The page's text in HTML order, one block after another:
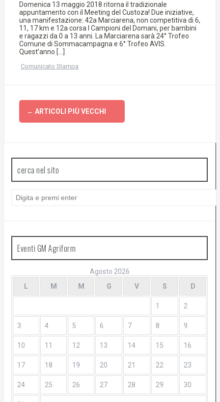
Domenica 13 maggio 2018 ritorna il tradizionale
appuntamento con il Meeting del Custoza! Due iniziative,
una manifestazione: 42a Marciarena, non competitiva di 6,
11, 17 km e 12a corsa I Campioni del Domani, per bambini
e ragazzi da 0 a 13 anni. La Marciarena sarà 24° Trofeo
Comune di Sommacampagna e 6° Trofeo AVIS.
Quest’anno […]
Comunicato Stampa
N
a
v
i
g
a
z
i
o
n
e
← ARTICOLI PIÙ VECCHI
cerca nel sito
Eventi GM Agriform
Agosto 2026
L
M M G V S D
1 2
3 4 5 6 7 8 9
10 11 12 13 14 15 16
17 18 19 20 21 22 23
24 25 26 27 28 29 30